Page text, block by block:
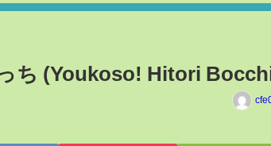
ち (Youkoso! Hitori